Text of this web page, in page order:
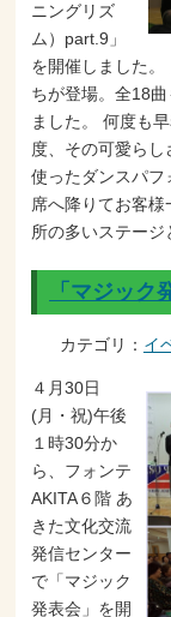
ニングリズ
ム）part.9」
を開催しました。
ちが登場。全18
ました。 何度も
度、その可愛ら
使ったダンスパフ
席へ降りてお客
所の多いステージ
「マジック
カテゴリ： イ
４月30日
(月・祝)午後
１時30分か
ら、フォンテ
AKITA６階 あ
きた文化交流
発信センター
で「マジック
発表会」を開